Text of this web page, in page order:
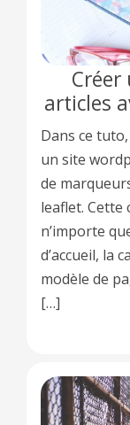
Créer
articles
Dans ce
un site
de
leaflet.
n’importe
d’accueil, la
modèle de
[…]